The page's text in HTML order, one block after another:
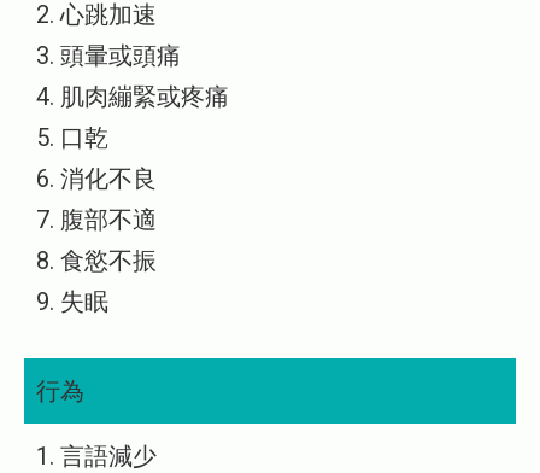
2. 心跳加速
3. 頭暈或頭痛
4. 肌肉繃緊或疼痛
5. 口乾
6. 消化不良
7. 腹部不適
8. 食慾不振
9. 失眠
行為
1. 言語減少